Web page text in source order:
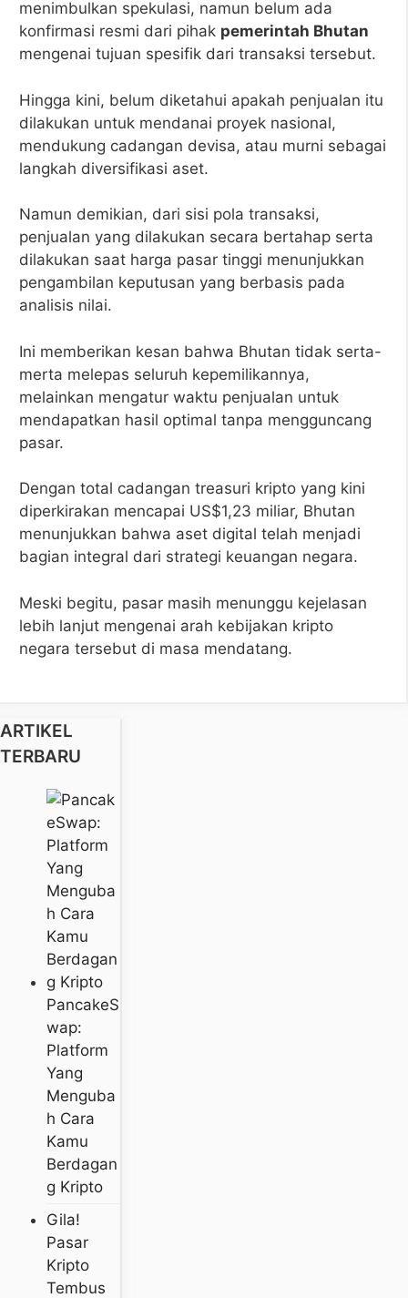
menimbulkan spekulasi, namun belum ada
konfirmasi resmi dari pihak pemerintah Bhutan
mengenai tujuan spesifik dari transaksi tersebut.
Hingga kini, belum diketahui apakah penjualan itu
dilakukan untuk mendanai proyek nasional,
mendukung cadangan devisa, atau murni sebagai
langkah diversifikasi aset.
Namun demikian, dari sisi pola transaksi,
penjualan yang dilakukan secara bertahap serta
dilakukan saat harga pasar tinggi menunjukkan
pengambilan keputusan yang berbasis pada
analisis nilai.
Ini memberikan kesan bahwa Bhutan tidak serta-
merta melepas seluruh kepemilikannya,
melainkan mengatur waktu penjualan untuk
mendapatkan hasil optimal tanpa mengguncang
pasar.
Dengan total cadangan treasuri kripto yang kini
diperkirakan mencapai US$1,23 miliar, Bhutan
menunjukkan bahwa aset digital telah menjadi
bagian integral dari strategi keuangan negara.
Meski begitu, pasar masih menunggu kejelasan
lebih lanjut mengenai arah kebijakan kripto
negara tersebut di masa mendatang.
ARTIKEL
TERBARU
PancakeS
Wap:
Platform
Yang
Menguba
H Cara
Kamu
Berdagan
G Kripto
Gila!
Pasar
Kripto
Tembus